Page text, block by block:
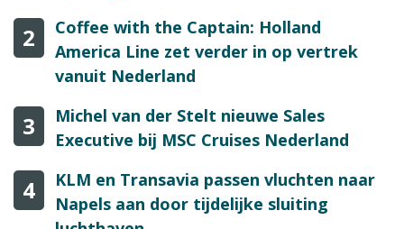
2
Coffee with the Captain: Holland
America Line zet verder in op vertrek
vanuit Nederland
3
Michel van der Stelt nieuwe Sales
Executive bij MSC Cruises Nederland
4
KLM en Transavia passen vluchten naar
Napels aan door tijdelijke sluiting